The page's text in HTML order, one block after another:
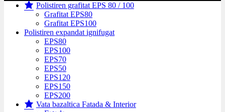
Polistiren grafitat EPS 80 / 100
Grafitat EPS80
Grafitat EPS100
Polistiren expandat ignifugat
EPS80
EPS100
EPS70
EPS50
EPS120
EPS150
EPS200
Vata bazaltica Fatada & Interior